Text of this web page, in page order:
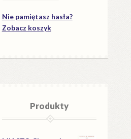
Nie pamiętasz hasła?
Zobacz koszyk
Produkty